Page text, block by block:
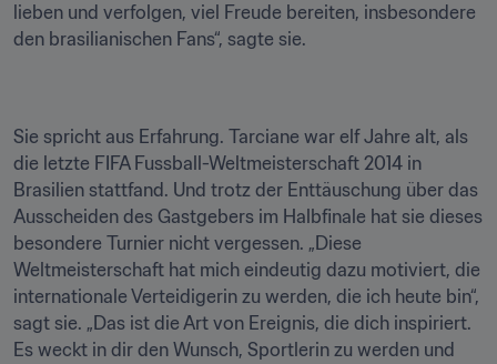
lieben und verfolgen, viel Freude bereiten, insbesondere
den brasilianischen Fans“, sagte sie.
Sie spricht aus Erfahrung. Tarciane war elf Jahre alt, als
die letzte FIFA Fussball-Weltmeisterschaft 2014 in
Brasilien stattfand. Und trotz der Enttäuschung über das
Ausscheiden des Gastgebers im Halbfinale hat sie dieses
besondere Turnier nicht vergessen. „Diese
Weltmeisterschaft hat mich eindeutig dazu motiviert, die
internationale Verteidigerin zu werden, die ich heute bin“,
sagt sie. „Das ist die Art von Ereignis, die dich inspiriert.
Es weckt in dir den Wunsch, Sportlerin zu werden und